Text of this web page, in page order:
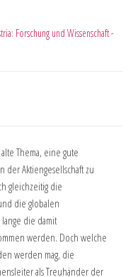
Forschung und Wissenschaft -
Thema, eine gute
Aktiengesellschaft zu
gleichzeitig die
die globalen
die damit
werden. Doch welche
werden mag, die
als Treuhänder der